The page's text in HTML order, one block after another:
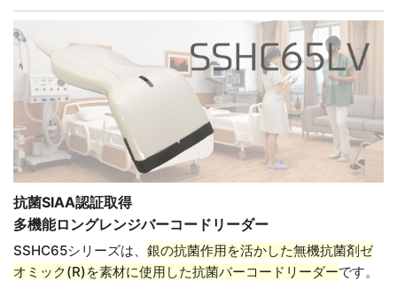
抗菌SIAA認証取得
多機能ロングレンジバーコードリーダー
SSHC65シリーズは、 銀の抗菌作用を活かした無機抗菌剤ゼ
オミック(R)を素材に使用した抗菌バーコードリーダーです。